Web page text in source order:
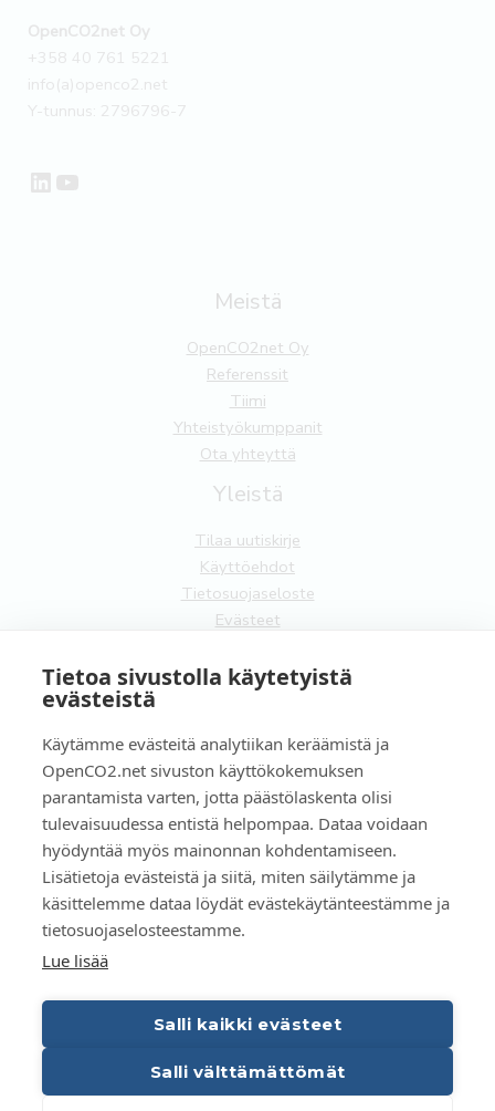
Tietoa sivustolla käytetyistä
evästeistä
Käytämme evästeitä analytiikan keräämistä ja
OpenCO2.net sivuston käyttökokemuksen
parantamista varten, jotta päästölaskenta olisi
tulevaisuudessa entistä helpompaa. Dataa voidaan
hyödyntää myös mainonnan kohdentamiseen.
Lisätietoja evästeistä ja siitä, miten säilytämme ja
käsittelemme dataa löydät evästekäytänteestämme ja
tietosuojaselosteestamme.
Lue lisää
Salli kaikki evästeet
Salli välttämättömät
OpenCO2net Oy
+358 40 761 5221
info(a)openco2.net
Y-tunnus: 2796796-7
LinkedIn
YouTube
Meistä
OpenCO2net Oy
Referenssit
Tiimi
Yhteistyökumppanit
Ota yhteyttä
Yleistä
Tilaa uutiskirje
Käyttöehdot
Tietosuojaseloste
Evästeet
FI
Copyright OpenCO2net Oy 2026